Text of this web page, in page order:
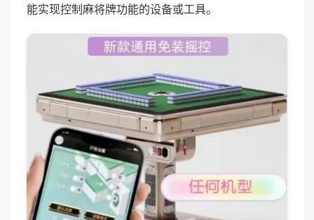
能实现控制麻将牌功能的设备或工具。